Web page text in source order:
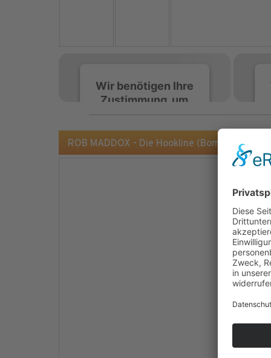
Wir benötigen Ihre
Zustimmung, um
Service zu laden!
Wir verwenden Spotify,
ROB MADDOX - Die Hookline (Bomb Da Beat/